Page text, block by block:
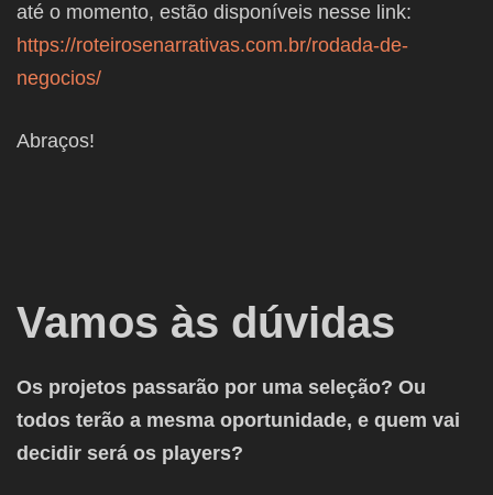
até o momento, estão disponíveis nesse link:
https://roteirosenarrativas.com.br/rodada-de-
negocios/
Abraços!
Vamos às dúvidas
Os projetos passarão por uma seleção? Ou
todos terão a mesma oportunidade, e quem vai
decidir será os players?